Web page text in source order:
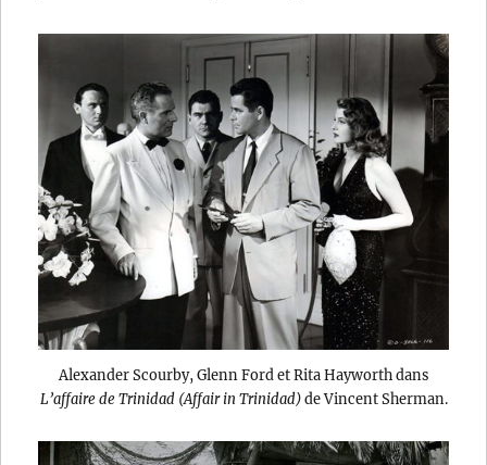
Alexander Scourby, Glenn Ford et Rita Hayworth dans
L’affaire de Trinidad (Affair in Trinidad)de Vincent Sherman.